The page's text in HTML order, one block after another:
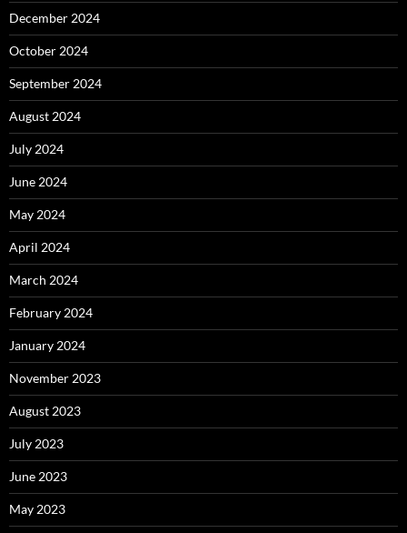
December 2024
October 2024
September 2024
August 2024
July 2024
June 2024
May 2024
April 2024
March 2024
February 2024
January 2024
November 2023
August 2023
July 2023
June 2023
May 2023